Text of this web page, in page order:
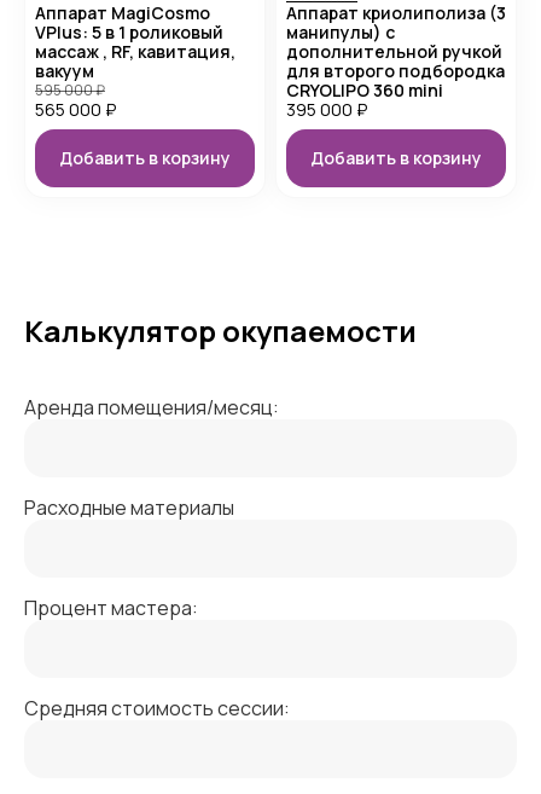
Аппарат MagiCosmo
VPlus: 5 в 1 роликовый
массаж , RF, кавитация,
вакуум
565 000 ₽
595 000₽
Добавить в корзину
Аппарат криолиполиза (3
манипулы) с
дополнительной ручкой
для второго подбородка
CRYOLIPO 360 mini
395 000 ₽
Добавить в корзину
Калькулятор окупаемости
Аренда помещения/месяц:
Расходные материалы
Процент мастера:
Средняя стоимость сессии: